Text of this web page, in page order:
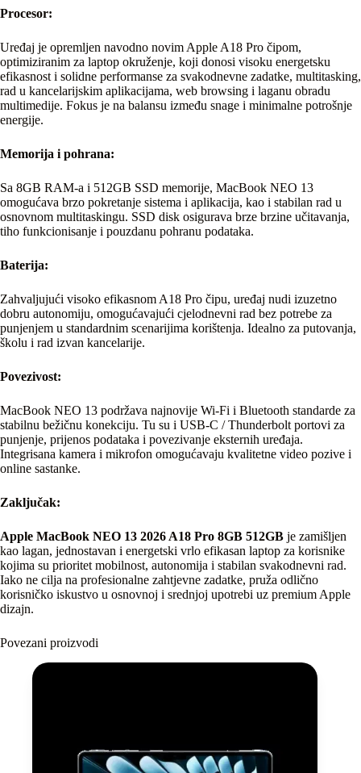
Procesor:
Uređaj je opremljen navodno novim Apple A18 Pro čipom,
optimiziranim za laptop okruženje, koji donosi visoku energetsku
efikasnost i solidne performanse za svakodnevne zadatke, multitasking,
rad u kancelarijskim aplikacijama, web browsing i laganu obradu
multimedije. Fokus je na balansu između snage i minimalne potrošnje
energije.
Memorija i pohrana:
Sa 8GB RAM-a i 512GB SSD memorije, MacBook NEO 13
omogućava brzo pokretanje sistema i aplikacija, kao i stabilan rad u
osnovnom multitaskingu. SSD disk osigurava brze brzine učitavanja,
tiho funkcionisanje i pouzdanu pohranu podataka.
Baterija:
Zahvaljujući visoko efikasnom A18 Pro čipu, uređaj nudi izuzetno
dobru autonomiju, omogućavajući cjelodnevni rad bez potrebe za
punjenjem u standardnim scenarijima korištenja. Idealno za putovanja,
školu i rad izvan kancelarije.
Povezivost:
MacBook NEO 13 podržava najnovije Wi-Fi i Bluetooth standarde za
stabilnu bežičnu konekciju. Tu su i USB-C / Thunderbolt portovi za
punjenje, prijenos podataka i povezivanje eksternih uređaja.
Integrisana kamera i mikrofon omogućavaju kvalitetne video pozive i
online sastanke.
Zaključak:
Apple MacBook NEO 13 2026 A18 Pro 8GB 512GB je zamišljen
kao lagan, jednostavan i energetski vrlo efikasan laptop za korisnike
kojima su prioritet mobilnost, autonomija i stabilan svakodnevni rad.
Iako ne cilja na profesionalne zahtjevne zadatke, pruža odlično
korisničko iskustvo u osnovnoj i srednjoj upotrebi uz premium Apple
dizajn.
Povezani proizvodi